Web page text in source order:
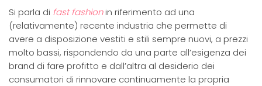
Si parla di fast fashionin riferimento ad una
(relativamente) recente industria che permette di
avere a disposizione vestiti e stili sempre nuovi, a prezzi
molto bassi, rispondendo da una parte all’esigenza dei
brand di fare profitto e dall’altra al desiderio dei
consumatori di rinnovare continuamente la propria